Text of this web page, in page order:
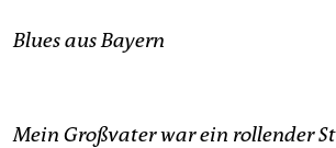
Blues aus Bayern
Mein Großvater war ein rollender